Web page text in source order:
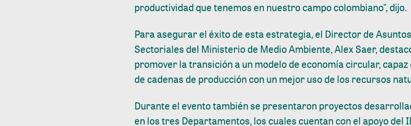
productividad que tenemos en nuestro campo colombiano", dijo.
Para asegurar el éxito de esta estrategia, el Director de
Sectoriales del Ministerio de Medio Ambiente, Alex Saer,
promover la transición a un modelo de economía circular,
de cadenas de producción con un mejor uso de los recursos
Durante el evento también se presentaron proyectos
en los tres Departamentos, los cuales cuentan con el apoyo del